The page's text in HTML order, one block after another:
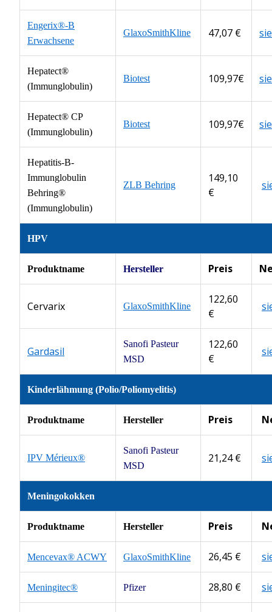
Engerix®-B
Erwachsene
GlaxoSmithKline 47,07 €
Hepatect®
(Immunglobulin)
Biotest 109,97€
Hepatect® CP
(Immunglobulin)
Biotest 109,97€
Hepatitis-B-
Immunglobulin
Behring®
(Immunglobulin)
ZLB Behring
149,10
€
HPV
Produktname Hersteller Preis
Cervarix GlaxoSmithKline
122,60
€
Gardasil
Sanofi Pasteur
MSD
122,60
€
Kinderlähmung (Polio/Poliomyelitis)
Produktname Hersteller Preis
IPV Mérieux®
Sanofi Pasteur
MSD
21,24 €
Meningokokken
Produktname Hersteller Preis
Mencevax® ACWY GlaxoSmithKline 26,45 €
Meningitec® Pfizer 28,80 €